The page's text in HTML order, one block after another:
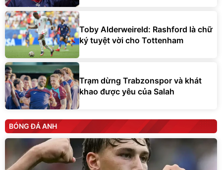
Toby Alderweireld: Rashford là chữ
ký tuyệt vời cho Tottenham
Trạm dừng Trabzonspor và khát
khao được yêu của Salah
BÓNG ĐÁ ANH